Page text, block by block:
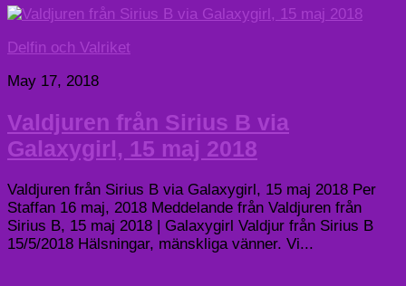
Delfin och Valriket
May 17, 2018
Valdjuren från Sirius B via
Galaxygirl, 15 maj 2018
Valdjuren från Sirius B via Galaxygirl, 15 maj 2018 Per
Staffan 16 maj, 2018 Meddelande från Valdjuren från
Sirius B, 15 maj 2018 | Galaxygirl Valdjur från Sirius B
15/5/2018 Hälsningar, mänskliga vänner. Vi...